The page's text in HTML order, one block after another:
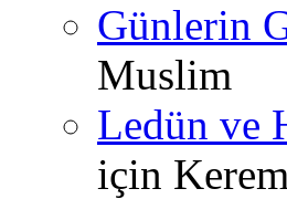
Günlerin
Muslim
Ledün ve
için Kerem